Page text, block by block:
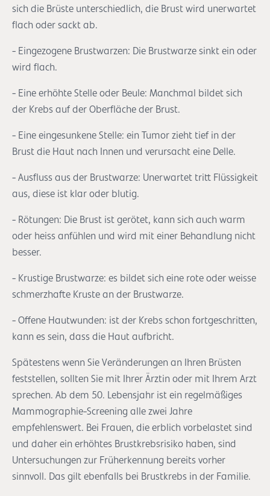
sich die Brüste unterschiedlich, die Brust wird unerwartet
flach oder sackt ab.
- Eingezogene Brustwarzen: Die Brustwarze sinkt ein oder
wird flach.
- Eine erhöhte Stelle oder Beule: Manchmal bildet sich
der Krebs auf der Oberfläche der Brust.
- Eine eingesunkene Stelle: ein Tumor zieht tief in der
Brust die Haut nach Innen und verursacht eine Delle.
- Ausfluss aus der Brustwarze: Unerwartet tritt Flüssigkeit
aus, diese ist klar oder blutig.
- Rötungen: Die Brust ist gerötet, kann sich auch warm
oder heiss anfühlen und wird mit einer Behandlung nicht
besser.
- Krustige Brustwarze: es bildet sich eine rote oder weisse
schmerzhafte Kruste an der Brustwarze.
- Offene Hautwunden: ist der Krebs schon fortgeschritten,
kann es sein, dass die Haut aufbricht.
Spätestens wenn Sie Veränderungen an Ihren Brüsten
feststellen, sollten Sie mit Ihrer Ärztin oder mit Ihrem Arzt
sprechen. Ab dem 50. Lebensjahr ist ein regelmäßiges
Mammographie-Screening alle zwei Jahre
empfehlenswert. Bei Frauen, die erblich vorbelastet sind
und daher ein erhöhtes Brustkrebsrisiko haben, sind
Untersuchungen zur Früherkennung bereits vorher
sinnvoll. Das gilt ebenfalls bei Brustkrebs in der Familie.